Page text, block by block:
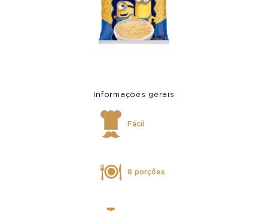
Informações gerais
Fácil
8 porções